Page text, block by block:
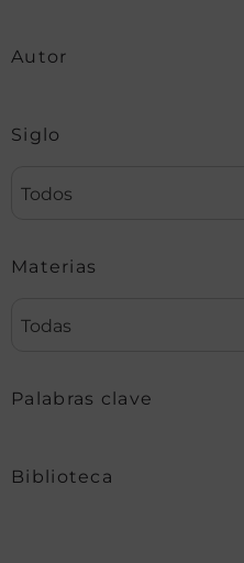
Autor
Siglo
Todos
Materias
Todas
Palabras clave
Biblioteca